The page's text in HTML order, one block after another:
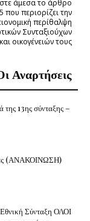
άμεσα το άρθρο
που περιορίζει την
περίθαλψη
Συνταξιούχων
και οικογένειών τους
Αναρτήσεις
13ης σύνταξης –
(ΑΝΑΚΟΙΝΩΣΗ)
Σύνταξη ΟΛΟΙ